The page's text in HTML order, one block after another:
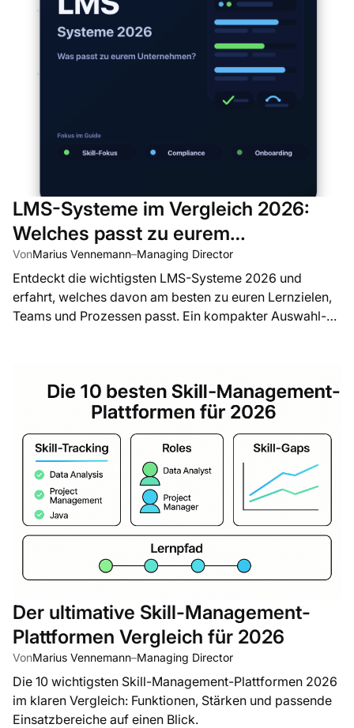
LMS-Systeme im Vergleich 2026:
Welches passt zu eurem
Unternehmen?
VonMarius Vennemann–Managing Director
Entdeckt die wichtigsten LMS-Systeme 2026 und
erfahrt, welches davon am besten zu euren Lernzielen,
Teams und Prozessen passt. Ein kompakter Auswahl-
Der ultimative Skill-Management-
Plattformen Vergleich für 2026
VonMarius Vennemann–Managing Director
Die 10 wichtigsten Skill-Management-Plattformen 2026
im klaren Vergleich: Funktionen, Stärken und passende
Einsatzbereiche auf einen Blick.